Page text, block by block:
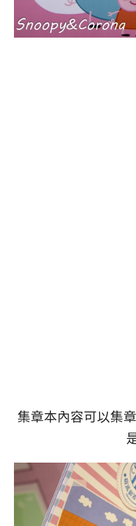
集章本內容可以集